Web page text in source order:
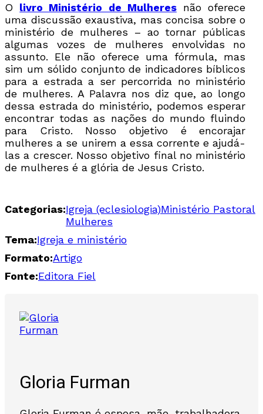
O livro Ministério de Mulheresnão oferece
uma discussão exaustiva, mas concisa sobre o
ministério de mulheres – ao tornar públicas
algumas vozes de mulheres envolvidas no
assunto. Ele não oferece uma fórmula, mas
sim um sólido conjunto de indicadores bíblicos
para a estrada a ser percorrida no ministério
de mulheres. A Palavra nos diz que, ao longo
dessa estrada do ministério, podemos esperar
encontrar todas as nações do mundo fluindo
para Cristo. Nosso objetivo é encorajar
mulheres a se unirem a essa corrente e ajudá-
las a crescer. Nosso objetivo final no ministério
de mulheres é a glória de Jesus Cristo.
Categorias:Igreja (eclesiologia)Ministério Pastoral
Mulheres
Tema:Igreja e ministério
Formato:Artigo
Fonte:Editora Fiel
Gloria Furman